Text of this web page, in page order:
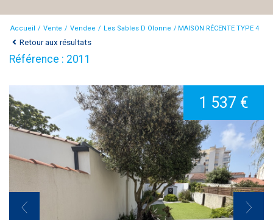
Accueil Vente Vendee Les Sables D Olonne MAISON RÉCENTE TYPE 4
Retour aux résultats
Référence : 2011
1 537 €